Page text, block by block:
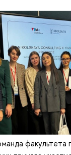
факультета